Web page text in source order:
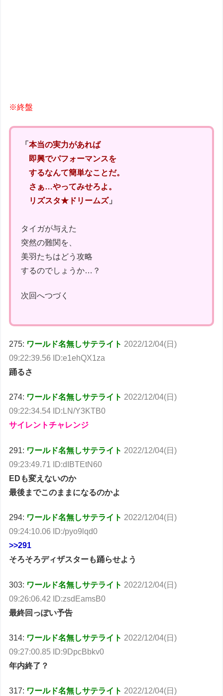
※終盤
「本当の実力があれば
即興でパフォーマンスを
するなんて簡単なことだ。
さぁ…やってみせろよ。
リズスタ★ドリームズ」
タイガが与えた
突然の難関を、
美羽たちはどう攻略
するのでしょうか…？
次回へつづく
275: ワールド名無しサテライト 2022/12/04(日)
09:22:39.56 ID:e1ehQX1za
踊るさ
274: ワールド名無しサテライト 2022/12/04(日)
09:22:34.54 ID:LN/Y3KTB0
サイレントチャレンジ
291: ワールド名無しサテライト 2022/12/04(日)
09:23:49.71 ID:dIBTEtN60
EDも変えないのか
最後までこのままになるのかよ
294: ワールド名無しサテライト 2022/12/04(日)
09:24:10.06 ID:/pyo9lqd0
>>291
そろそろディザスターも踊らせよう
303: ワールド名無しサテライト 2022/12/04(日)
09:26:06.42 ID:zsdEamsB0
最終回っぽい予告
314: ワールド名無しサテライト 2022/12/04(日)
09:27:00.85 ID:9DpcBbkv0
年内終了？
317: ワールド名無しサテライト 2022/12/04(日)